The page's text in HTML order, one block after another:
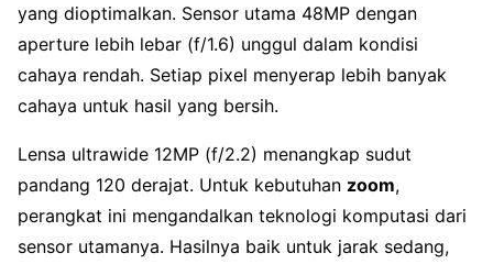
yang dioptimalkan. Sensor utama 48MP dengan
aperture lebih lebar (f/1.6) unggul dalam kondisi
cahaya rendah. Setiap pixel menyerap lebih banyak
cahaya untuk hasil yang bersih.
Lensa ultrawide 12MP (f/2.2) menangkap sudut
pandang 120 derajat. Untuk kebutuhan zoom,
perangkat ini mengandalkan teknologi komputasi dari
sensor utamanya. Hasilnya baik untuk jarak sedang,